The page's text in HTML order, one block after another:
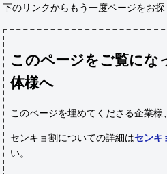
下のリンクからもう一度ページをお探
このページをご覧にな
体様へ
このページを埋めてくださる企業様
センキョ割についての詳細はセンキ
い。